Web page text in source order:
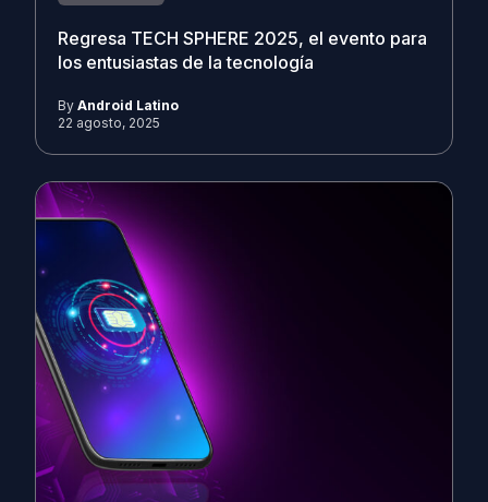
Regresa TECH SPHERE 2025, el evento para
los entusiastas de la tecnología
By Android Latino
22 agosto, 2025